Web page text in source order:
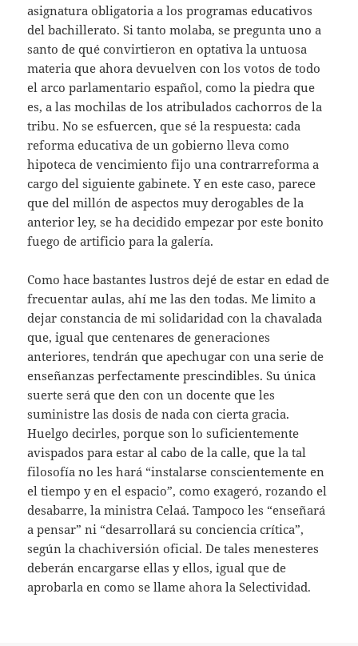
asignatura obligatoria a los programas educativos
del bachillerato. Si tanto molaba, se pregunta uno a
santo de qué convirtieron en optativa la untuosa
materia que ahora devuelven con los votos de todo
el arco parlamentario español, como la piedra que
es, a las mochilas de los atribulados cachorros de la
tribu. No se esfuercen, que sé la respuesta: cada
reforma educativa de un gobierno lleva como
hipoteca de vencimiento fijo una contrarreforma a
cargo del siguiente gabinete. Y en este caso, parece
que del millón de aspectos muy derogables de la
anterior ley, se ha decidido empezar por este bonito
fuego de artificio para la galería.
Como hace bastantes lustros dejé de estar en edad de
frecuentar aulas, ahí me las den todas. Me limito a
dejar constancia de mi solidaridad con la chavalada
que, igual que centenares de generaciones
anteriores, tendrán que apechugar con una serie de
enseñanzas perfectamente prescindibles. Su única
suerte será que den con un docente que les
suministre las dosis de nada con cierta gracia.
Huelgo decirles, porque son lo suficientemente
avispados para estar al cabo de la calle, que la tal
filosofía no les hará “instalarse conscientemente en
el tiempo y en el espacio”, como exageró, rozando el
desabarre, la ministra Celaá. Tampoco les “enseñará
a pensar” ni “desarrollará su conciencia crítica”,
según la chachiversión oficial. De tales menesteres
deberán encargarse ellas y ellos, igual que de
aprobarla en como se llame ahora la Selectividad.